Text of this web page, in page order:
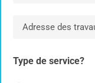
Type de service?